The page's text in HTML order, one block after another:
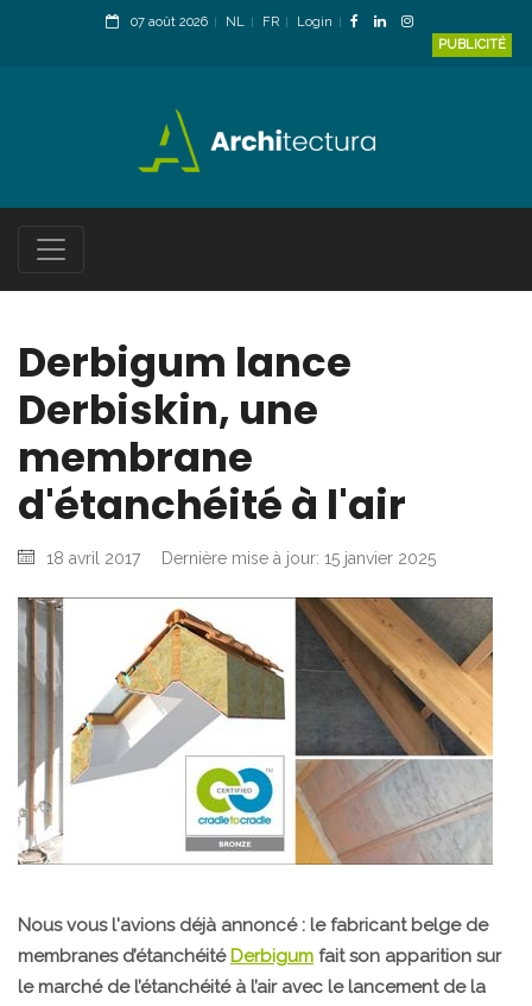
07 août 2026 NL FR
Login
PUBLICITÉ
Derbigum lance
Derbiskin, une
membrane
d'étanchéité à l'air
18 avril 2017 Dernière mise à jour: 15 janvier 2025
Nous vous l'avions déjà annoncé : le fabricant belge de
membranes d’étanchéité Derbigum fait son apparition sur
le marché de l’étanchéité à l’air avec le lancement de la